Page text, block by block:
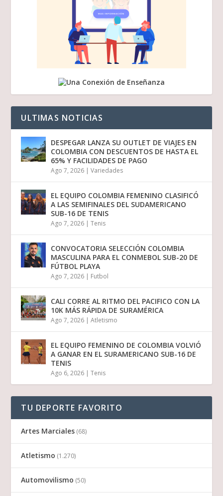
ULTIMAS NOTICIAS
DESPEGAR LANZA SU OUTLET DE VIAJES EN
COLOMBIA CON DESCUENTOS DE HASTA EL
65% Y FACILIDADES DE PAGO
Ago 7, 2026 |Variedades
EL EQUIPO COLOMBIA FEMENINO CLASIFICÓ
A LAS SEMIFINALES DEL SUDAMERICANO
SUB-16 DE TENIS
Ago 7, 2026 |Tenis
CONVOCATORIA SELECCIÓN COLOMBIA
MASCULINA PARA EL CONMEBOL SUB-20 DE
FÚTBOL PLAYA
Ago 7, 2026 | Futbol
CALI CORRE AL RITMO DEL PACIFICO CON LA
10K MÁS RÁPIDA DE SURAMÉRICA
Ago 7, 2026 |Atletismo
EL EQUIPO FEMENINO DE COLOMBIA VOLVIÓ
A GANAR EN EL SURAMERICANO SUB-16 DE
TENIS
Ago 6, 2026 |Tenis
TU DEPORTE FAVORITO
Artes Marciales (68)
Atletismo (1.270)
Automovilismo (50)